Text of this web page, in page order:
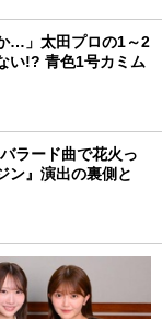
…」太田プロの1～2
い!? 青色1号カミム
ラード曲で花火っ
ン』演出の裏側と